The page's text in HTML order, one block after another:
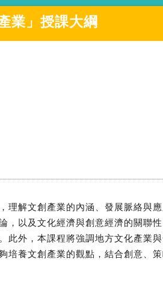
業 」授課大綱
理解文創產業的內涵、發展脈絡與
以及文化經濟與創意經濟的關聯
此外，本課程將強調地方文化產業
培養文創產業的觀點，結合創意、